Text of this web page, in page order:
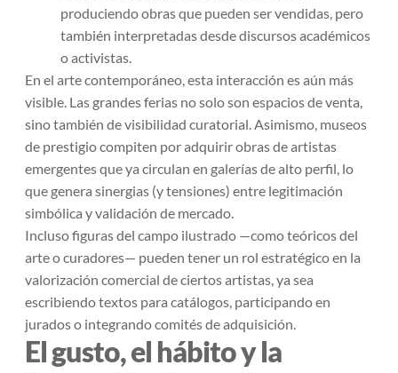
produciendo obras que pueden ser vendidas, pero
también interpretadas desde discursos académicos
o activistas.
En el arte contemporáneo, esta interacción es aún más
visible. Las grandes ferias no solo son espacios de venta,
sino también de visibilidad curatorial. Asimismo, museos
de prestigio compiten por adquirir obras de artistas
emergentes que ya circulan en galerías de alto perfil, lo
que genera sinergias (y tensiones) entre legitimación
simbólica y validación de mercado.
Incluso figuras del campo ilustrado —como teóricos del
arte o curadores— pueden tener un rol estratégico en la
valorización comercial de ciertos artistas, ya sea
escribiendo textos para catálogos, participando en
jurados o integrando comités de adquisición.
El gusto, el hábito y la